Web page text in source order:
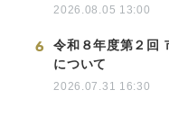
2026.08.05 13:00
6
令和８年度第２回
について
2026.07.31 16:30